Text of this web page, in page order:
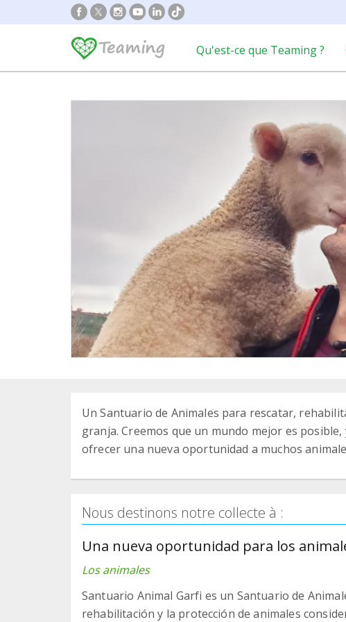
Qu'est-ce que Teaming ?
Un Santuario de Animales para rescatar,
granja. Creemos que un mundo mejor es
ofrecer una nueva oportunidad a muchos
Nous destinons notre collecte à :
Una nueva oportunidad para los
Los animales
Santuario Animal Garfi es un Santuario de
rehabilitación y la protección de animales